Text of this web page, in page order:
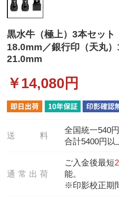
黒水牛（極上）3本セッ
18.0mm／銀行印（天丸
21.0mm
￥14,080 円
送 料
全国統一540円
合計5400円以
通 常 出 荷
ご入金後最短
能。
※印影校正期